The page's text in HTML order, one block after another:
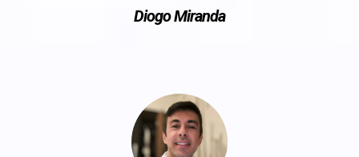
Diogo Miranda